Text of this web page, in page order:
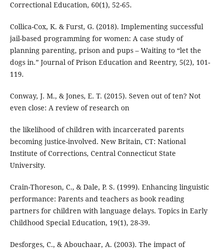
Correctional Education, 60(1), 52-65.
Collica-Cox, K. & Furst, G. (2018). Implementing successful
jail-based programming for women: A case study of
planning parenting, prison and pups – Waiting to “let the
dogs in.” Journal of Prison Education and Reentry, 5(2), 101-
119.
Conway, J. M., & Jones, E. T. (2015). Seven out of ten? Not
even close: A review of research on
the likelihood of children with incarcerated parents
becoming justice-involved. New Britain, CT: National
Institute of Corrections, Central Connecticut State
University.
Crain-Thoreson, C., & Dale, P. S. (1999). Enhancing linguistic
performance: Parents and teachers as book reading
partners for children with language delays. Topics in Early
Childhood Special Education, 19(1), 28-39.
Desforges, C., & Abouchaar, A. (2003). The impact of